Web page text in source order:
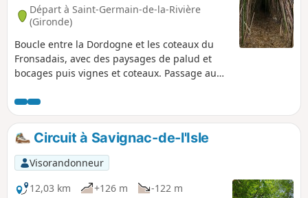
Départ à Saint-Germain-de-la-Rivière
(Gironde)
Boucle entre la Dordogne et les coteaux du
Fronsadais, avec des paysages de palud et
bocages puis vignes et coteaux. Passage au
La Rivière.
Circuit à Savignac-de-l'Isle
Visorandonneur
12,03 km
+126 m
-122 m